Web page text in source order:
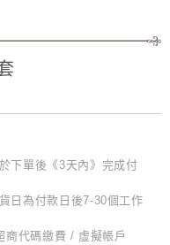
下單後《3天內》完成付
日為付款日後7-30個工作
代碼繳費 / 虛擬帳戶